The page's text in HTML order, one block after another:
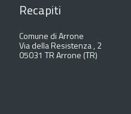
Recapiti
Comune di Arrone
Via della Resistenza , 2
05031 TR Arrone (TR)